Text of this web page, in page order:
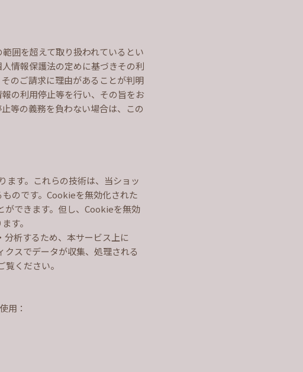
囲を超えて取り扱われているとい
情報保護法の定めに基づきその利
のご請求に理由があることが判明
の利用停止等を行い、その旨をお
等の義務を負わない場合は、この
ます。これらの技術は、当ショッ
のです。Cookieを無効化された
ができます。但し、Cookieを無効
す。
分析するため、本サービス上に
スでデータが収集、処理される
ください。
用：